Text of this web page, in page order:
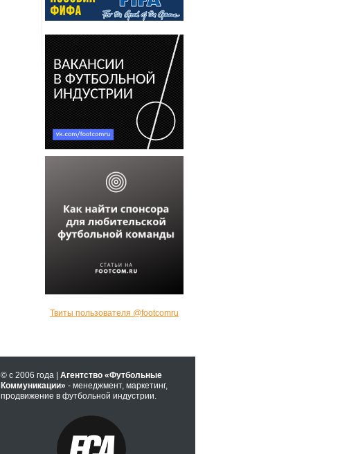
Твиты пользователя @footcomru
© с 2006 года |Агентство «Футбольные
Коммуникации» - менеджмент, маркетинг,
продвижение в футбольной индустрии.